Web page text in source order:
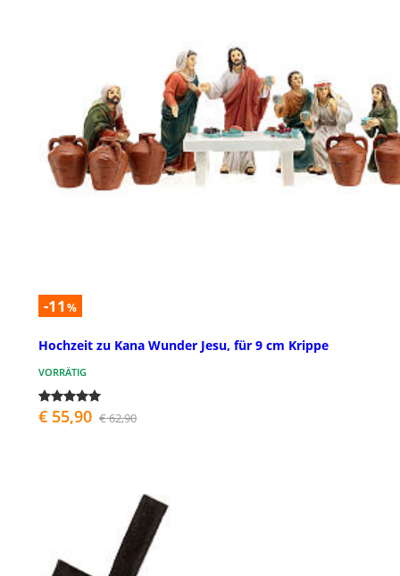
-11 %
Hochzeit zu Kana Wunder Jesu, für 9 cm Krippe
VORRÄTIG
€ 55,90 € 62,90